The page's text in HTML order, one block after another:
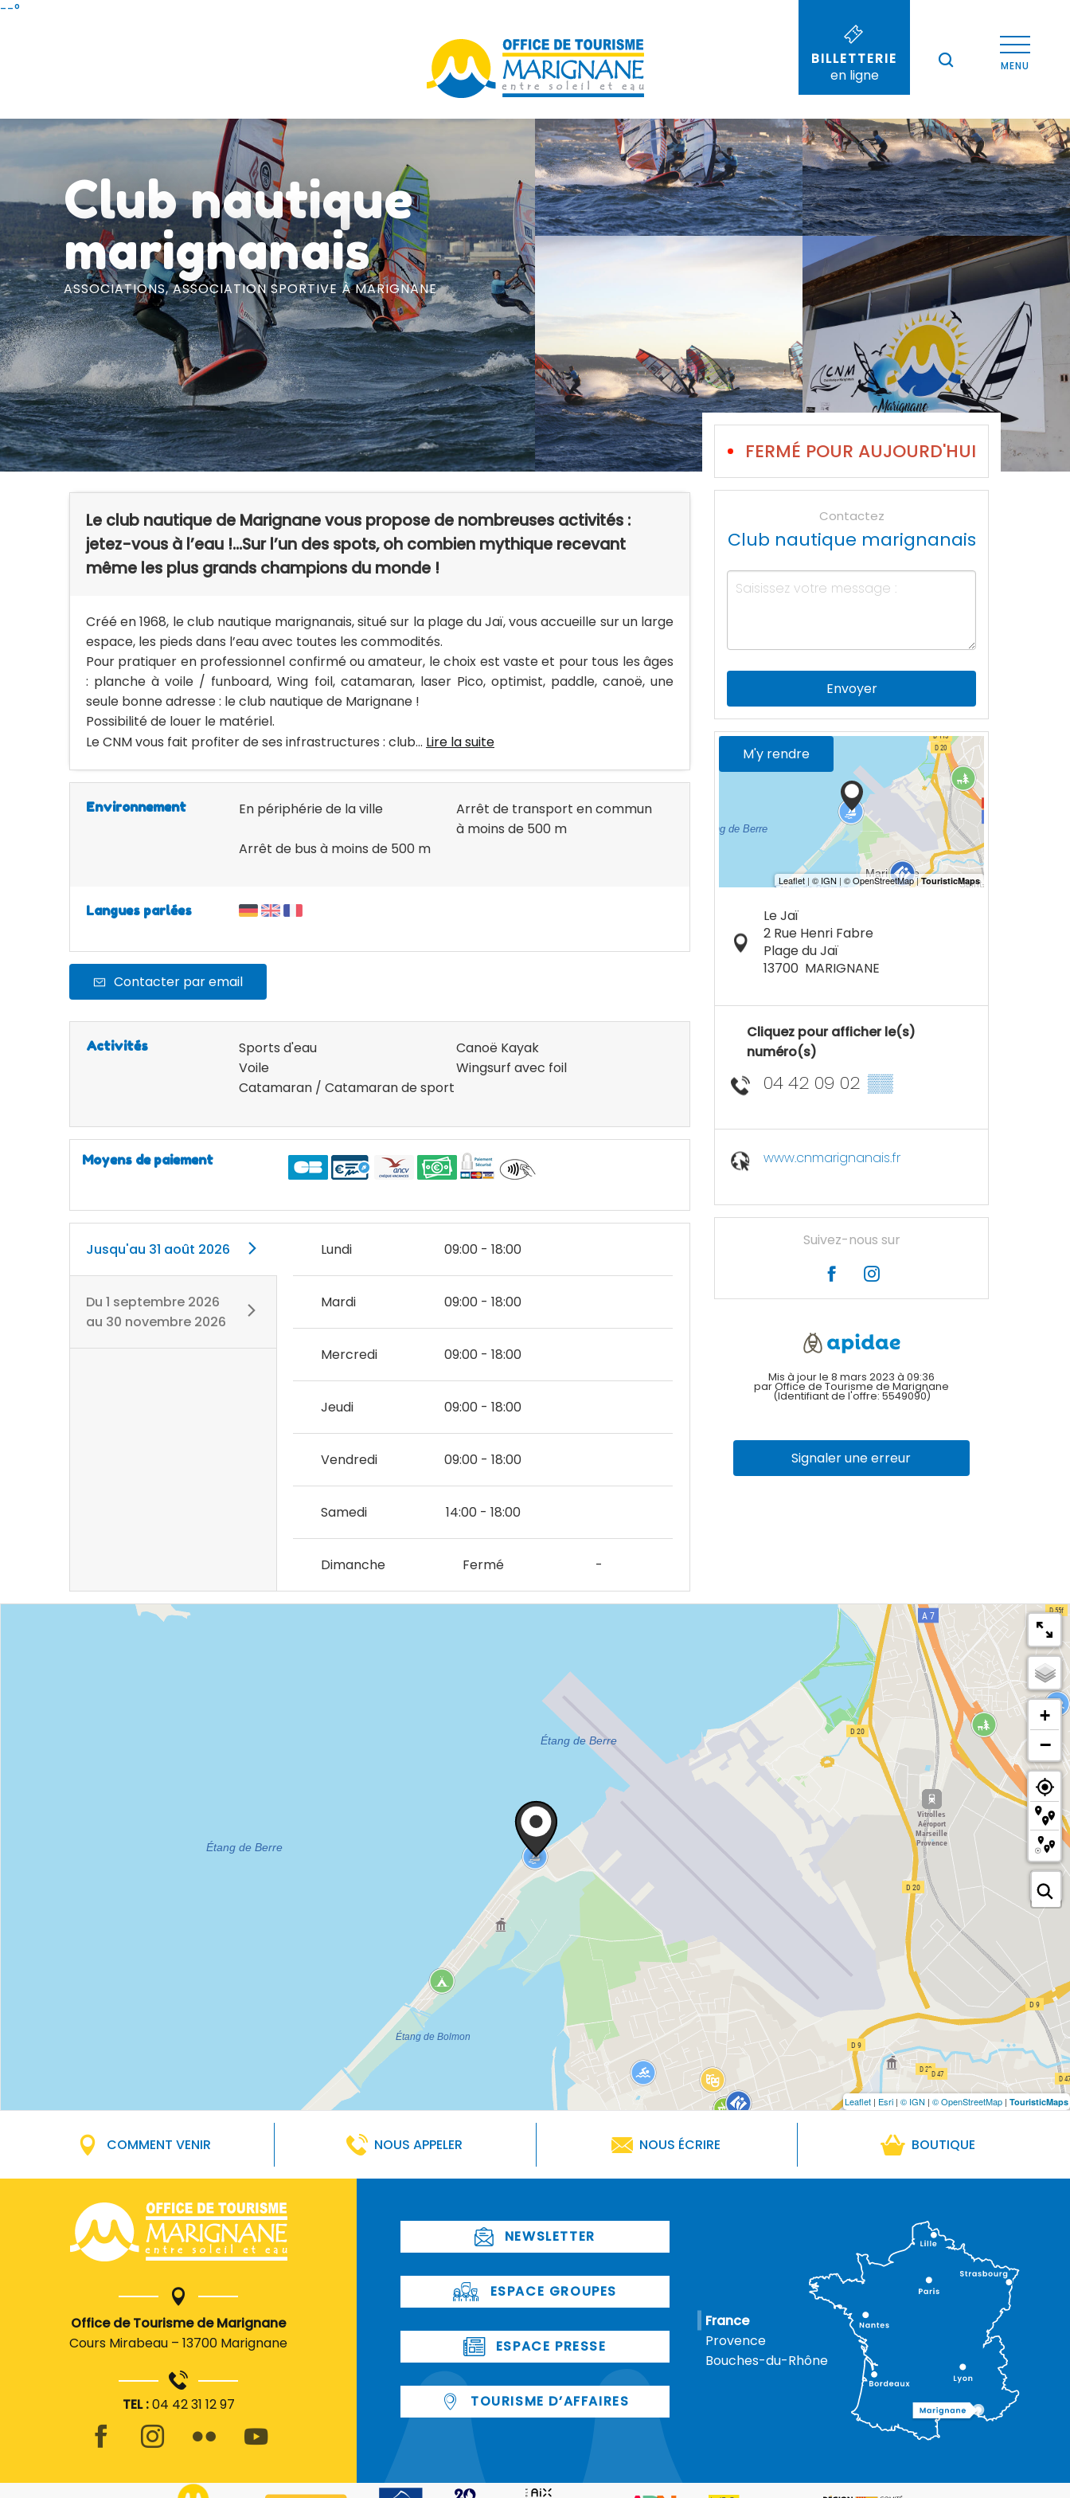
Aller
--°
BILLETTERIE
en ligne
MENU
--°
Voir les photos (5)
Club nautique
marignanais
ASSOCIATIONS,ASSOCIATION SPORTIVE À MARIGNANE
Le club nautique de Marignane vous propose de nombreuses activités :
jetez-vous à l’eau !...Sur l’un des spots, oh combien mythique recevant
même les plus grands champions du monde !
Créé en 1968, le club nautique marignanais, situé sur la plage du Jaï, vous accueille sur un large
espace, les pieds dans l’eau avec toutes les commodités.
Pour pratiquer en professionnel confirmé ou amateur, le choix est vaste et pour tous les âges
: planche à voile / funboard, Wing foil, catamaran, laser Pico, optimist, paddle, canoë, une
seule bonne adresse : le club nautique de Marignane !
Possibilité de louer le matériel.
Le CNM vous fait profiter de ses infrastructures : club... Lire la suite
Environnement En périphérie de la ville
Arrêt de transport en commun
à moins de 500 m
Arrêt de bus à moins de 500 m
Langues parlées
Contacter par email
Activités
Sports d'eau
Voile
Catamaran / Catamaran de sport
Canoë Kayak
Wingsurf avec foil
Moyens de paiement
Jusqu'au 31 août 2026
Du 1 septembre 2026
au 30 novembre 2026
Lundi 09:00 - 18:00
Mardi 09:00 - 18:00
Mercredi 09:00 - 18:00
Jeudi 09:00 - 18:00
Vendredi 09:00 - 18:00
Samedi 14:00 - 18:00
Dimanche Fermé -
FERMÉ POUR AUJOURD'HUI
Contactez
Club nautique marignanais
Envoyer
M'y rendre
Le Jaï
2 Rue Henri Fabre
Plage du Jaï
13700 MARIGNANE
Cliquez pour afficher le(s)
numéro(s)
04 42 09 02 ▒▒
www.cnmarignanais.fr
Suivez-nous sur
Mis à jour le 8 mars 2023 à 09:36
par Office de Tourisme de Marignane
(Identifiant de l'offre: 5549090)
Signaler une erreur
+
−
Leaflet | Esri | © IGN | © OpenStreetMap | TouristicMaps
COMMENT VENIR NOUS APPELER NOUS ÉCRIRE BOUTIQUE
Office de Tourisme de Marignane
Cours Mirabeau – 13700 Marignane
TEL :04 42 31 12 97
NEWSLETTER
ESPACE GROUPES
ESPACE PRESSE
TOURISME D’AFFAIRES
France
Provence
Bouches-du-Rhône